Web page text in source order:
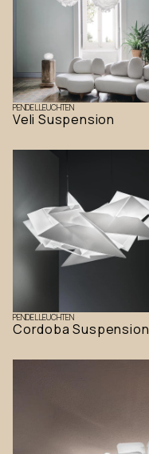
PENDELLEUCHTEN
Veli Suspension
PENDELLEUCHTEN
Cordoba Suspension